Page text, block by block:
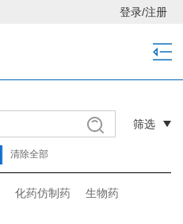
登录/注册
筛选
清除全部
化药仿制药
生物药